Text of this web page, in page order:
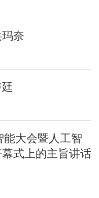
奈
能大会暨人工智
式上的主旨讲话